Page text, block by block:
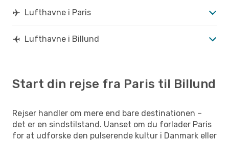
Lufthavne i Paris
Lufthavne i Billund
Start din rejse fra Paris til Billund
Rejser handler om mere end bare destinationen –
det er en sindstilstand. Uanset om du forlader Paris
for at udforske den pulserende kultur i Danmark eller